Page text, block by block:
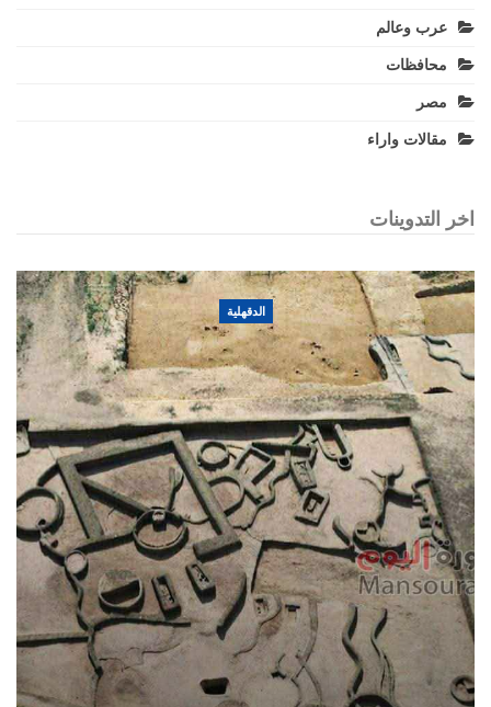
عرب وعالم
محافظات
مصر
مقالات واراء
اخر التدوينات
الدقهلية